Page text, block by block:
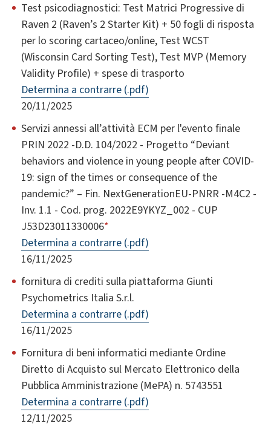
Test psicodiagnostici: Test Matrici Progressive di
Raven 2 (Raven’s 2 Starter Kit) + 50 fogli di risposta
per lo scoring cartaceo/online, Test WCST
(Wisconsin Card Sorting Test), Test MVP (Memory
Validity Profile) + spese di trasporto
Determina a contrarre (.pdf)
20/11/2025
Servizi annessi all’attività ECM per l'evento finale
PRIN 2022 -D.D. 104/2022 - Progetto “Deviant
behaviors and violence in young people after COVID-
19: sign of the times or consequence of the
pandemic?” – Fin. NextGenerationEU-PNRR -M4C2 -
Inv. 1.1 - Cod. prog. 2022E9YKYZ_002 - CUP
J53D23011330006*
Determina a contrarre (.pdf)
16/11/2025
fornitura di crediti sulla piattaforma Giunti
Psychometrics Italia S.r.l.
Determina a contrarre (.pdf)
16/11/2025
Fornitura di beni informatici mediante Ordine
Diretto di Acquisto sul Mercato Elettronico della
Pubblica Amministrazione (MePA) n. 5743551
Determina a contrarre (.pdf)
12/11/2025